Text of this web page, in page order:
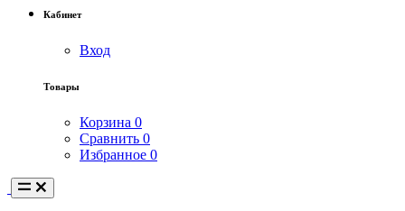
Кабинет
Вход
Товары
Корзина 0
Сравнить 0
Избранное 0